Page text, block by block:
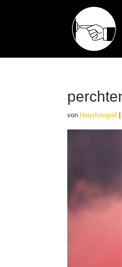
von Hausfotograf